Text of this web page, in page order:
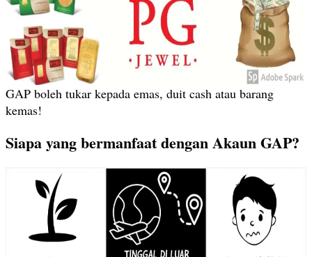
GAP boleh tukar kepada emas, duit cash atau barang
kemas!
Siapa yang bermanfaat dengan Akaun GAP?